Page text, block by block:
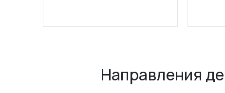
Направления